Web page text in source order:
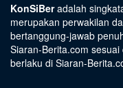
KonSiBeradalah
merupakan perwakilan
bertanggung-jawab
Siaran-Berita.com sesuai
berlaku di Siaran-